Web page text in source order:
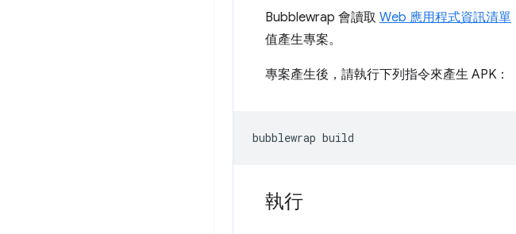
Bubblewrap 會讀取 Web 應用程式資訊清單
值產生專案。
專案產生後，請執行下列指令來產生 APK：
bubblewrap
執行